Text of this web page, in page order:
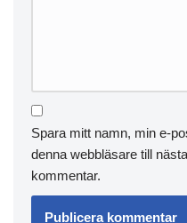
Spara mitt namn, min e-
denna webbläsare till
kommentar.